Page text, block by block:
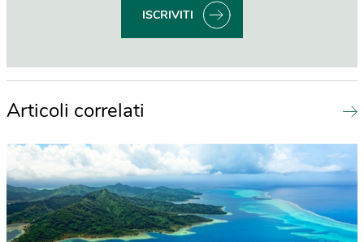
ISCRIVITI
Articoli correlati